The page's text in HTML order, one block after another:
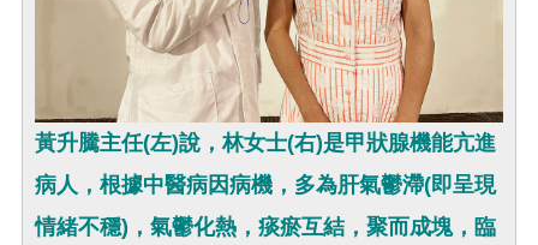
黃升騰主任(左)說，林女士(右)是甲狀腺機能亢進
病人，根據中醫病因病機，多為肝氣鬱滯(即呈現
情緒不穩)，氣鬱化熱，痰瘀互結，聚而成塊，臨